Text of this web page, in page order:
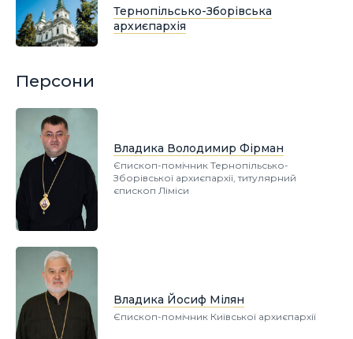
Тернопільсько-Зборівська
архиєпархія
Персони
Владика Володимир Фірман
Єпископ-помічник Тернопільсько-
Зборівської архиєпархії, титулярний
єпископ Ліміси
Владика Йосиф Мілян
Єпископ-помічник Київської архиєпархії